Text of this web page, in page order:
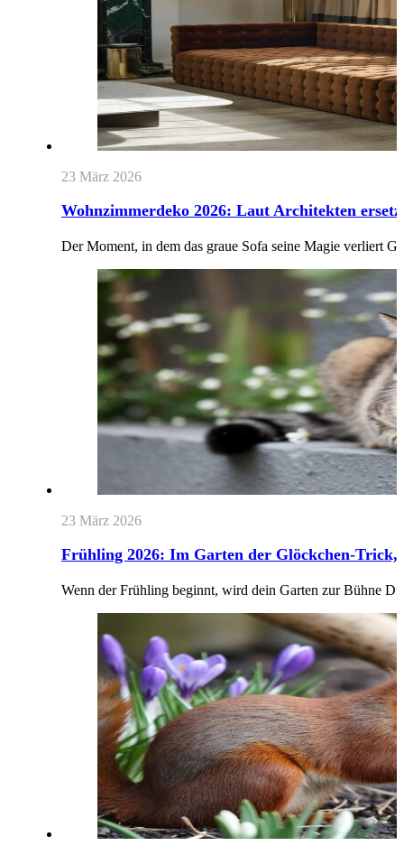
23 März 2026
Wohnzimmerdeko 2026: Laut Architekten
Der Moment, in dem das graue Sofa seine Magie verliert
23 März 2026
Frühling 2026: Im Garten der Glöckchen-Trick,
Wenn der Frühling beginnt, wird dein Garten zur Bühne